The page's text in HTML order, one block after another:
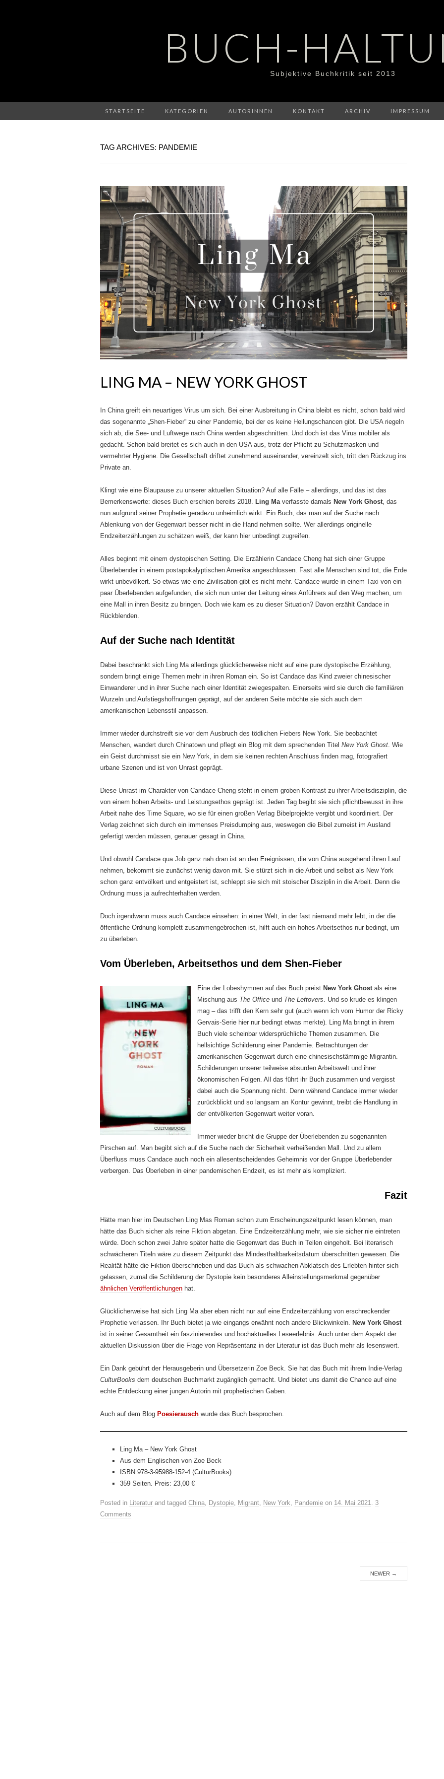
BUCH-
Subjektive Buchkritik seit 2013
STARTSEITE KATEGORIEN AUTORINNEN KONTAKT ARCHIV IMPRESSUM
TAG ARCHIVES: PANDEMIE
LING MA – NEW YORK GHOST
In China greift ein neuartiges Virus um sich. Bei einer Ausbreitung in China bleibt es nicht, schon bald wird
das sogenannte „Shen-Fieber“ zu einer Pandemie, bei der es keine Heilungschancen gibt. Die USA riegeln
sich ab, die See- und Luftwege nach China werden abgeschnitten. Und doch ist das Virus mobiler als
gedacht. Schon bald breitet es sich auch in den USA aus, trotz der Pflicht zu Schutzmasken und
vermehrter Hygiene. Die Gesellschaft driftet zunehmend auseinander, vereinzelt sich, tritt den Rückzug ins
Private an.
Klingt wie eine Blaupause zu unserer aktuellen Situation? Auf alle Fälle – allerdings, und das ist das
Bemerkenswerte: dieses Buch erschien bereits 2018. Ling Maverfasste damals New York Ghost, das
nun aufgrund seiner Prophetie geradezu unheimlich wirkt. Ein Buch, das man auf der Suche nach
Ablenkung von der Gegenwart besser nicht in die Hand nehmen sollte. Wer allerdings originelle
Endzeiterzählungen zu schätzen weiß, der kann hier unbedingt zugreifen.
Alles beginnt mit einem dystopischen Setting. Die Erzählerin Candace Cheng hat sich einer Gruppe
Überlebender in einem postapokalyptischen Amerika angeschlossen. Fast alle Menschen sind tot, die Erde
wirkt unbevölkert. So etwas wie eine Zivilisation gibt es nicht mehr. Candace wurde in einem Taxi von ein
paar Überlebenden aufgefunden, die sich nun unter der Leitung eines Anführers auf den Weg machen, um
eine Mall in ihren Besitz zu bringen. Doch wie kam es zu dieser Situation? Davon erzählt Candace in
Rückblenden.
Auf der Suche nach Identität
Dabei beschränkt sich Ling Ma allerdings glücklicherweise nicht auf eine pure dystopische Erzählung,
sondern bringt einige Themen mehr in ihren Roman ein. So ist Candace das Kind zweier chinesischer
Einwanderer und in ihrer Suche nach einer Identität zwiegespalten. Einerseits wird sie durch die familiären
Wurzeln und Aufstiegshoffnungen geprägt, auf der anderen Seite möchte sie sich auch dem
amerikanischen Lebensstil anpassen.
Immer wieder durchstreift sie vor dem Ausbruch des tödlichen Fiebers New York. Sie beobachtet
Menschen, wandert durch Chinatown und pflegt ein Blog mit dem sprechenden Titel New York Ghost. Wie
ein Geist durchmisst sie ein New York, in dem sie keinen rechten Anschluss finden mag, fotografiert
urbane Szenen und ist von Unrast geprägt.
Diese Unrast im Charakter von Candace Cheng steht in einem groben Kontrast zu ihrer Arbeitsdisziplin, die
von einem hohen Arbeits- und Leistungsethos geprägt ist. Jeden Tag begibt sie sich pflichtbewusst in ihre
Arbeit nahe des Time Square, wo sie für einen großen Verlag Bibelprojekte vergibt und koordiniert. Der
Verlag zeichnet sich durch ein immenses Preisdumping aus, weswegen die Bibel zumeist im Ausland
gefertigt werden müssen, genauer gesagt in China.
Und obwohl Candace qua Job ganz nah dran ist an den Ereignissen, die von China ausgehend ihren Lauf
nehmen, bekommt sie zunächst wenig davon mit. Sie stürzt sich in die Arbeit und selbst als New York
schon ganz entvölkert und entgeistert ist, schleppt sie sich mit stoischer Disziplin in die Arbeit. Denn die
Ordnung muss ja aufrechterhalten werden.
Doch irgendwann muss auch Candace einsehen: in einer Welt, in der fast niemand mehr lebt, in der die
öffentliche Ordnung komplett zusammengebrochen ist, hilft auch ein hohes Arbeitsethos nur bedingt, um
zu überleben.
Vom Überleben, Arbeitsethos und dem Shen-Fieber
Eine der Lobeshymnen auf das Buch preist New York Ghostals eine
Mischung aus The Office und The Leftovers. Und so krude es klingen
mag – das trifft den Kern sehr gut (auch wenn ich vom Humor der Ricky
Gervais-Serie hier nur bedingt etwas merkte). Ling Ma bringt in ihrem
Buch viele scheinbar widersprüchliche Themen zusammen. Die
hellsichtige Schilderung einer Pandemie. Betrachtungen der
amerikanischen Gegenwart durch eine chinesischstämmige Migrantin.
Schilderungen unserer teilweise absurden Arbeitswelt und ihrer
ökonomischen Folgen. All das führt ihr Buch zusammen und vergisst
dabei auch die Spannung nicht. Denn während Candace immer wieder
zurückblickt und so langsam an Kontur gewinnt, treibt die Handlung in
der entvölkerten Gegenwart weiter voran.
Immer wieder bricht die Gruppe der Überlebenden zu sogenannten
Pirschen auf. Man begibt sich auf die Suche nach der Sicherheit verheißenden Mall. Und zu allem
Überfluss muss Candace auch noch ein allesentscheidendes Geheimnis vor der Gruppe Überlebender
verbergen. Das Überleben in einer pandemischen Endzeit, es ist mehr als kompliziert.
Fazit
Hätte man hier im Deutschen Ling Mas Roman schon zum Erscheinungszeitpunkt lesen können, man
hätte das Buch sicher als reine Fiktion abgetan. Eine Endzeiterzählung mehr, wie sie sicher nie eintreten
würde. Doch schon zwei Jahre später hatte die Gegenwart das Buch in Teilen eingeholt. Bei literarisch
schwächeren Titeln wäre zu diesem Zeitpunkt das Mindesthaltbarkeitsdatum überschritten gewesen. Die
Realität hätte die Fiktion überschrieben und das Buch als schwachen Abklatsch des Erlebten hinter sich
gelassen, zumal die Schilderung der Dystopie kein besonderes Alleinstellungsmerkmal gegenüber
ähnlichen Veröffentlichungen hat.
Glücklicherweise hat sich Ling Ma aber eben nicht nur auf eine Endzeiterzählung von erschreckender
Prophetie verlassen. Ihr Buch bietet ja wie eingangs erwähnt noch andere Blickwinkeln. New York Ghost
ist in seiner Gesamtheit ein faszinierendes und hochaktuelles Leseerlebnis. Auch unter dem Aspekt der
aktuellen Diskussion über die Frage von Repräsentanz in der Literatur ist das Buch mehr als lesenswert.
Ein Dank gebührt der Herausgeberin und Übersetzerin Zoe Beck. Sie hat das Buch mit ihrem Indie-Verlag
CulturBooks dem deutschen Buchmarkt zugänglich gemacht. Und bietet uns damit die Chance auf eine
echte Entdeckung einer jungen Autorin mit prophetischen Gaben.
Auch auf dem Blog Poesierausch wurde das Buch besprochen.
Ling Ma – New York Ghost
Aus dem Englischen von Zoe Beck
ISBN 978-3-95988-152-4 (CulturBooks)
359 Seiten. Preis: 23,00 €
Posted in Literatur and tagged China, Dystopie, Migrant, New York, Pandemie on 14. Mai 2021. 3
Comments
NEWER →